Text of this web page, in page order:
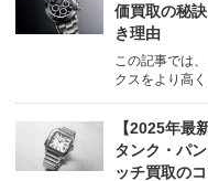
価買取の秘
き理由
この記事では
クスをより高
【2025年最
タンク・パ
ッチ買取の